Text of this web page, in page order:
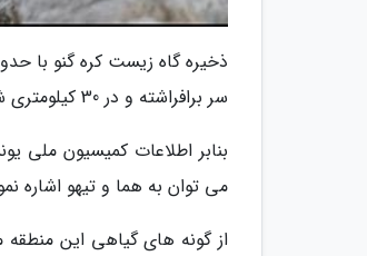
سر برافراشته و در 30 کیلومتری شمال غربی بندرعباس در استان هرمزگان واقع شده است.
بنابر اطلاعات کمیسیون ملی
می توان به هما و تیهو
از گونه های گیاهی این منطقه